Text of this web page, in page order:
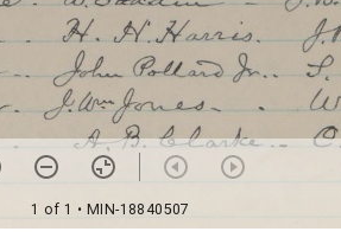
1 of 1 • MIN-18840507